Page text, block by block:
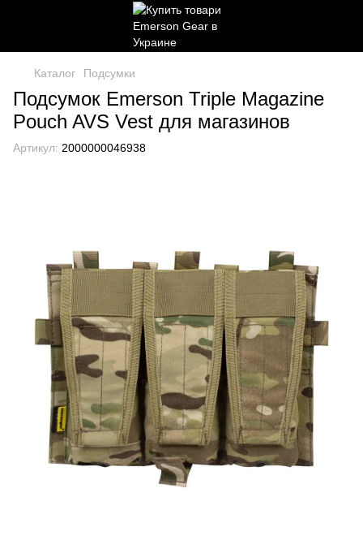
Каталог Подсумки
Подсумок Emerson Triple Magazine
Pouch AVS Vest для магазинов
Артикул: 2000000046938